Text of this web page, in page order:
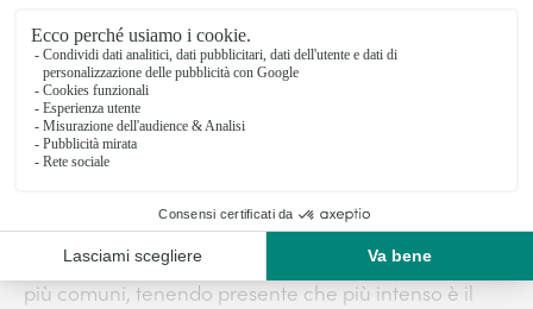
Quali colori dobbiamo scegliere per le rose di San
Valentino? È molto importante sapere che la diversità
dei colori delle rose permette di esprimere un’ampia
gamma di sentimenti. Per non commettere errori e
comunicare il giusto messaggio alla persona amata,
è consigliabile conoscere il significato delle tonalità
più comuni, tenendo presente che più intenso è il